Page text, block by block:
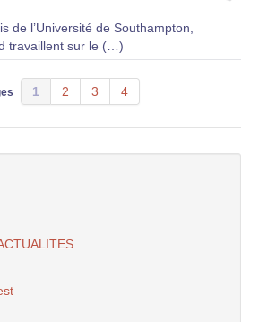
de l’Université de Southampton,
travaillent sur le (…)
1 2 3 4